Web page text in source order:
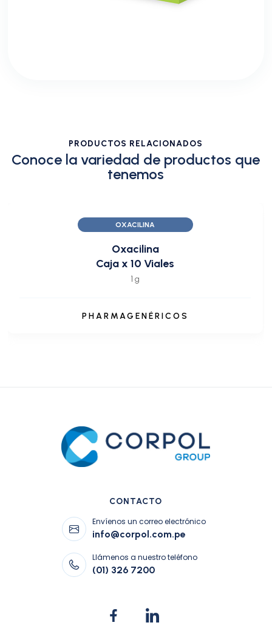
PRODUCTOS RELACIONADOS
Conoce la variedad de productos que
tenemos
OXACILINA
Oxacilina
Caja x 10 Viales
1 g
PHARMAGENÉRICOS
CONTACTO
Envíenos un correo electrónico
info@corpol.com.pe
Llámenos a nuestro teléfono
(01) 326 7200